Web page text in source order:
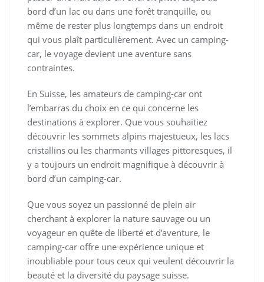
bord d’un lac ou dans une forêt tranquille, ou
même de rester plus longtemps dans un endroit
qui vous plaît particulièrement. Avec un camping-
car, le voyage devient une aventure sans
contraintes.
En Suisse, les amateurs de camping-car ont
l’embarras du choix en ce qui concerne les
destinations à explorer. Que vous souhaitiez
découvrir les sommets alpins majestueux, les lacs
cristallins ou les charmants villages pittoresques, il
y a toujours un endroit magnifique à découvrir à
bord d’un camping-car.
Que vous soyez un passionné de plein air
cherchant à explorer la nature sauvage ou un
voyageur en quête de liberté et d’aventure, le
camping-car offre une expérience unique et
inoubliable pour tous ceux qui veulent découvrir la
beauté et la diversité du paysage suisse.